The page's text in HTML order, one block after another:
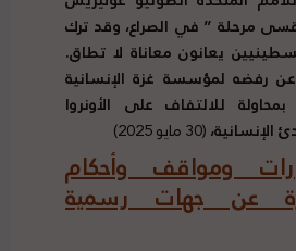
مرحلة ” في الصراع، وقد ترك
يعانون معاناة لا تطاق.
عن رفضه لمؤسسة غزة الإنسانية
للالتفاف على الأونروا
الإنسانية،(30 مايو 2025)
ومواقف وأحكام
عن جهات رسمية